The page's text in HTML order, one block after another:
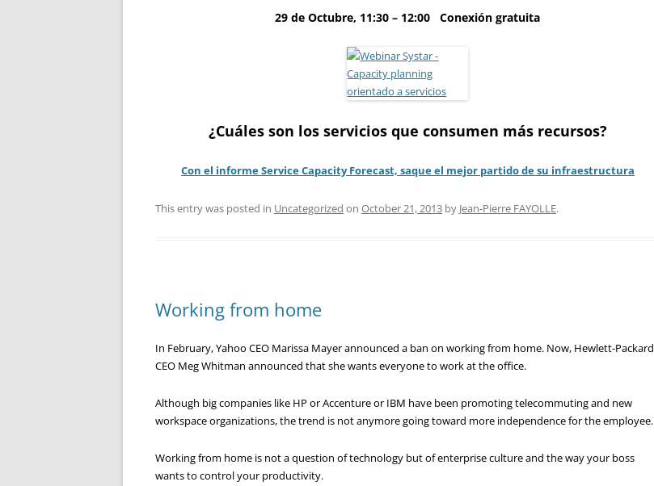
29 de Octubre, 11:30 – 12:00Conexión gratuita
¿Cuáles son los servicios que consumen más recursos?
Con el informe Service Capacity Forecast, saque el mejor partido de su infraestructura
This entry was posted in Uncategorized on October 21, 2013 by Jean-Pierre FAYOLLE.
Working from home
In February, Yahoo CEO Marissa Mayer announced a ban on working from home. Now, Hewlett-Packard
CEO Meg Whitman announced that she wants everyone to work at the office.
Although big companies like HP or Accenture or IBM have been promoting telecommuting and new
workspace organizations, the trend is not anymore going toward more independence for the employee.
Working from home is not a question of technology but of enterprise culture and the way your boss
wants to control your productivity.